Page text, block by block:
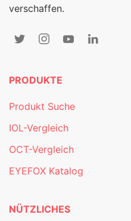
verschaffen.
PRODUKTE
Produkt Suche
IOL-Vergleich
OCT-Vergleich
EYEFOX Katalog
NÜTZLICHES